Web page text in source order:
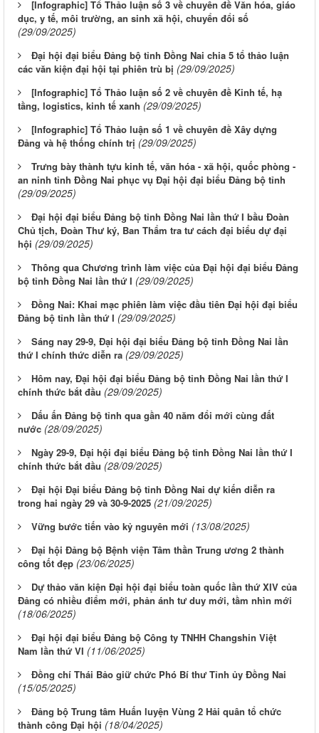
[Infographic] Tổ Thảo luận số 3 về chuyên đề Văn hóa, giáo
dục, y tế, môi trường, an sinh xã hội, chuyển đổi số
(29/09/2025)
Đại hội đại biểu Đảng bộ tỉnh Đồng Nai chia 5 tổ thảo luận
các văn kiện đại hội tại phiên trù bị (29/09/2025)
[Infographic] Tổ Thảo luận số 2 về chuyên đề Kinh tế, hạ
tầng, logistics, kinh tế xanh (29/09/2025)
[Infographic] Tổ Thảo luận số 1 về chuyên đề Xây dựng
Đảng và hệ thống chính trị (29/09/2025)
Trưng bày thành tựu kinh tế, văn hóa - xã hội, quốc phòng -
an ninh tỉnh Đồng Nai phục vụ Đại hội đại biểu Đảng bộ tỉnh
(29/09/2025)
Đại hội đại biểu Đảng bộ tỉnh Đồng Nai lần thứ I bầu Đoàn
Chủ tịch, Đoàn Thư ký, Ban Thẩm tra tư cách đại biểu dự đại
hội (29/09/2025)
Thông qua Chương trình làm việc của Đại hội đại biểu Đảng
bộ tỉnh Đồng Nai lần thứ I (29/09/2025)
Đồng Nai: Khai mạc phiên làm việc đầu tiên Đại hội đại biểu
Đảng bộ tỉnh lần thứ I (29/09/2025)
Sáng nay 29-9, Đại hội đại biểu Đảng bộ tỉnh Đồng Nai lần
thứ I chính thức diễn ra (29/09/2025)
Hôm nay, Đại hội đại biểu Đảng bộ tỉnh Đồng Nai lần thứ I
chính thức bắt đầu (29/09/2025)
Dấu ấn Đảng bộ tỉnh qua gần 40 năm đổi mới cùng đất
nước (28/09/2025)
Ngày 29-9, Đại hội đại biểu Đảng bộ tỉnh Đồng Nai lần thứ I
chính thức bắt đầu (28/09/2025)
Đại hội Đại biểu Đảng bộ tỉnh Đồng Nai dự kiến diễn ra
trong hai ngày 29 và 30-9-2025 (21/09/2025)
Vững bước tiến vào kỷ nguyên mới (13/08/2025)
Đại hội Đảng bộ Bệnh viện Tâm thần Trung ương 2 thành
công tốt đẹp (23/06/2025)
Dự thảo văn kiện Đại hội đại biểu toàn quốc lần thứ XIV của
Đảng có nhiều điểm mới, phản ánh tư duy mới, tầm nhìn mới
(18/06/2025)
Đại hội đại biểu Đảng bộ Công ty TNHH Changshin Việt
Nam lần thứ VI (11/06/2025)
Đồng chí Thái Bảo giữ chức Phó Bí thư Tỉnh ủy Đồng Nai
(15/05/2025)
Đảng bộ Trung tâm Huấn luyện Vùng 2 Hải quân tổ chức
thành công Đại hội (18/04/2025)